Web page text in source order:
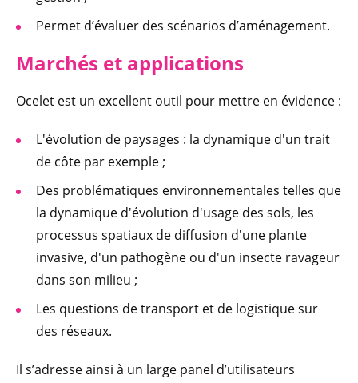
Permet d’évaluer des scénarios d’aménagement.
Marchés et applications
Ocelet est un excellent outil pour mettre en évidence :
L'évolution de paysages : la dynamique d'un trait
de côte par exemple ;
Des problématiques environnementales telles que
la dynamique d'évolution d'usage des sols, les
processus spatiaux de diffusion d'une plante
invasive, d'un pathogène ou d'un insecte ravageur
dans son milieu ;
Les questions de transport et de logistique sur
des réseaux.
Il s’adresse ainsi à un large panel d’utilisateurs